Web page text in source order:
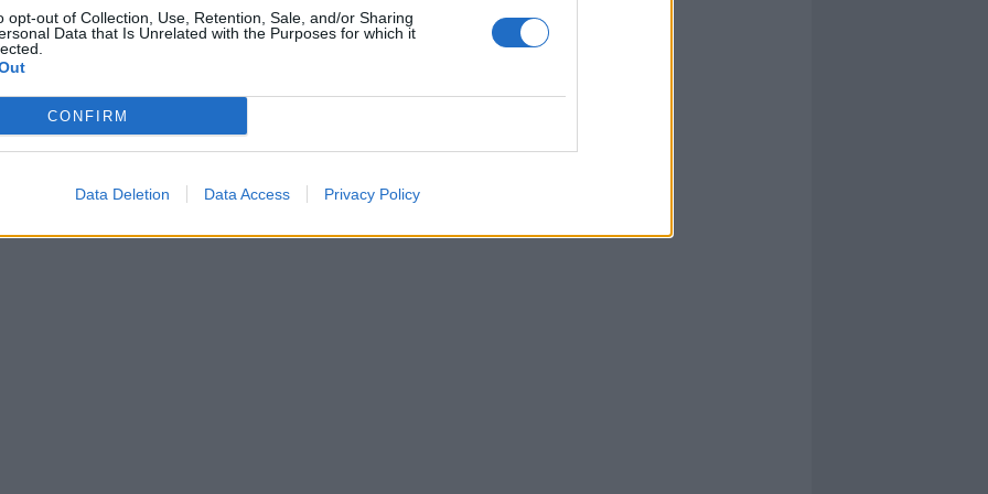
opt-out of Collection, Use, Retention, Sale, and/or Sharing
Data that Is Unrelated with the Purposes for which it
CONFIRM
Data Deletion Data Access Privacy Policy
modificare il pagamento del sistema degli
dalla produzione, in quanto una
elevata di produttori italiani non ne
dei titoli per ottenere gli aiuti ma che non
terreni su cui far valere i loro diritti. Oltre